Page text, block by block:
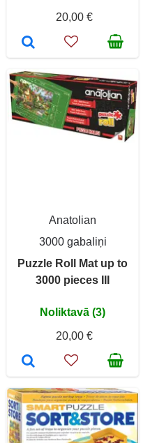
20,00 €
Anatolian
3000 gabaliņi
Puzzle Roll Mat up to
3000 pieces III
Noliktavā (3)
20,00 €